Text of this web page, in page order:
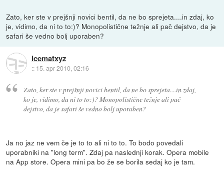
Zato, ker ste v prejšnji novici bentil, da ne bo sprejeta....in zdaj, ko
je, vidimo, da ni to to:)? Monopolistične težnje ali pač dejstvo, da je
safari še vedno bolj uporaben?
Icematxyz
:: 15. apr 2010, 02:16
Zato, ker ste v prejšnji novici bentil, da ne bo sprejeta....in zdaj,
ko je, vidimo, da ni to to:)? Monopolistične težnje ali pač
dejstvo, da je safari še vedno bolj uporaben?
Ja no jaz ne vem če je to to ali ni to to. To bodo povedali
uporabniki na "long term". Zdaj pa naslednji korak. Opera mobile
na App store. Opera mini pa bo že se borila sedaj ko je tam.